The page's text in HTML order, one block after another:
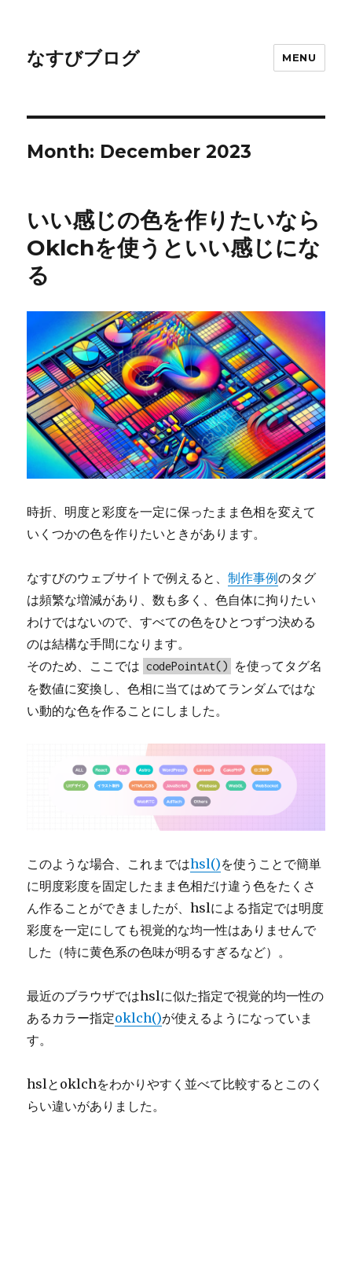
なすびブログ MENU
Month: December 2023
いい感じの色を作りたいなら
Oklchを使うといい感じにな
る
時折、明度と彩度を一定に保ったまま色相を変えて
いくつかの色を作りたいときがあります。
なすびのウェブサイトで例えると、制作事例のタグ
は頻繁な増減があり、数も多く、色自体に拘りたい
わけではないので、すべての色をひとつずつ決める
のは結構な手間になります。
そのため、ここでは codePointAt()
を使ってタグ名
を数値に変換し、色相に当てはめてランダムではな
い動的な色を作ることにしました。
このような場合、これまではhsl()を使うことで簡単
に明度彩度を固定したまま色相だけ違う色をたくさ
ん作ることができましたが、hslによる指定では明度
彩度を一定にしても視覚的な均一性はありませんで
した（特に黄色系の色味が明るすぎるなど）。
最近のブラウザではhslに似た指定で視覚的均一性の
あるカラー指定oklch()が使えるようになっていま
す。
hslとoklchをわかりやすく並べて比較するとこのく
らい違いがありました。